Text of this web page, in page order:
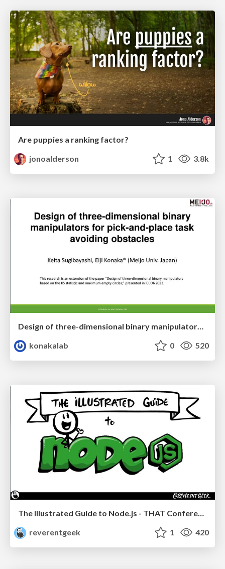
Are puppies a ranking factor?
jonoalderson
1 3.8k
Design of three-dimensional binary manipulators for pick-and-place task avoiding obstacles (IECON2024)
konakalab
0 520
The Illustrated Guide to Node.js - THAT Conference 2024
reverentgeek
1 420